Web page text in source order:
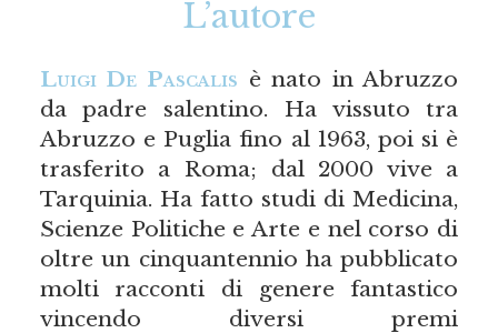
L’autore
Luigi De Pascalis è nato in Abruzzo
da padre salentino. Ha vissuto tra
Abruzzo e Puglia fino al 1963, poi si è
trasferito a Roma; dal 2000 vive a
Tarquinia. Ha fatto studi di Medicina,
Scienze Politiche e Arte e nel corso di
oltre un cinquantennio ha pubblicato
molti racconti di genere fantastico
vincendo diversi premi